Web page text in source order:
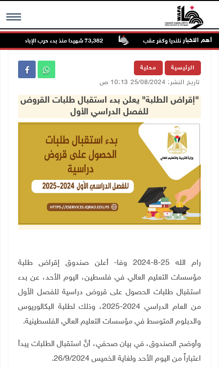
MENU أهم الاخبار 73,382 شهيدا منذ بدء حرب الإبادة على قطاع غزة
الرئيسية محلية
تاريخ النشر: 25/08/2024 10:13 ص
"إقراض الطلبة" يعلن بدء استقبال طلبات القروض
للفصل الدراسي الأول
رام الله 25-8-2024 وفا- أعلن صندوق إقراض طلبة
مؤسسات التعليم العالي في فلسطين، اليوم الأحد، عن بدء
استقبال طلبات الحصول على قروض دراسية للفصل الأول
من العام الدراسي 2024-2025، وذلك لطلبة البكالوريوس
والدبلوم المتوسط في مؤسسات التعليم العالي الفلسطينية.
وأوضح الصندوق، في بيان صحفي، أنَّ استقبال الطلبات يبدأ
اعتباراً من اليوم الأحد ولغاية الخميس 26/9/2024
.